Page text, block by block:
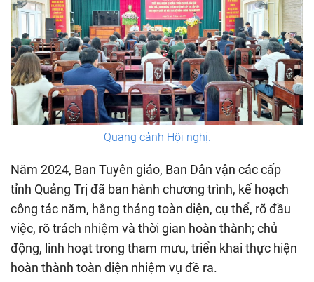
Quang cảnh Hội nghị.
Năm 2024, Ban Tuyên giáo, Ban Dân vận các cấp
tỉnh Quảng Trị đã ban hành chương trình, kế hoạch
công tác năm, hằng tháng toàn diện, cụ thể, rõ đầu
việc, rõ trách nhiệm và thời gian hoàn thành; chủ
động, linh hoạt trong tham mưu, triển khai thực hiện
hoàn thành toàn diện nhiệm vụ đề ra.